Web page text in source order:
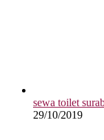
sewa toilet
29/10/2019